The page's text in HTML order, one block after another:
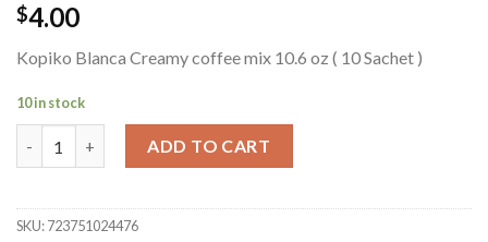
$4.00
Kopiko Blanca Creamy coffee mix 10.6 oz ( 10 Sachet )
10 in stock
ADD TO CART
SKU:723751024476